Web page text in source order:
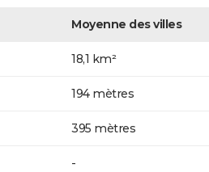
Moyenne des villes
18,1 km²
194 mètres
395 mètres
-